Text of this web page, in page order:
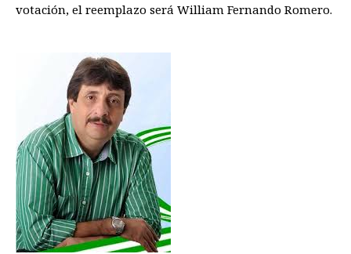
votación, el reemplazo será William Fernando Romero.